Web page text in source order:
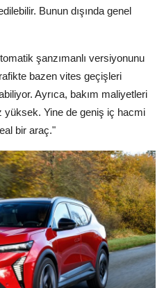
Bunun dışında genel
şanzımanlı versiyonunu
bazen vites geçişleri
Ayrıca, bakım maliyetleri
yüksek. Yine de geniş iç hacmi
bir araç."